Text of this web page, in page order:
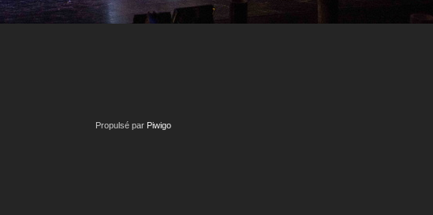
Propulsé par Piwigo